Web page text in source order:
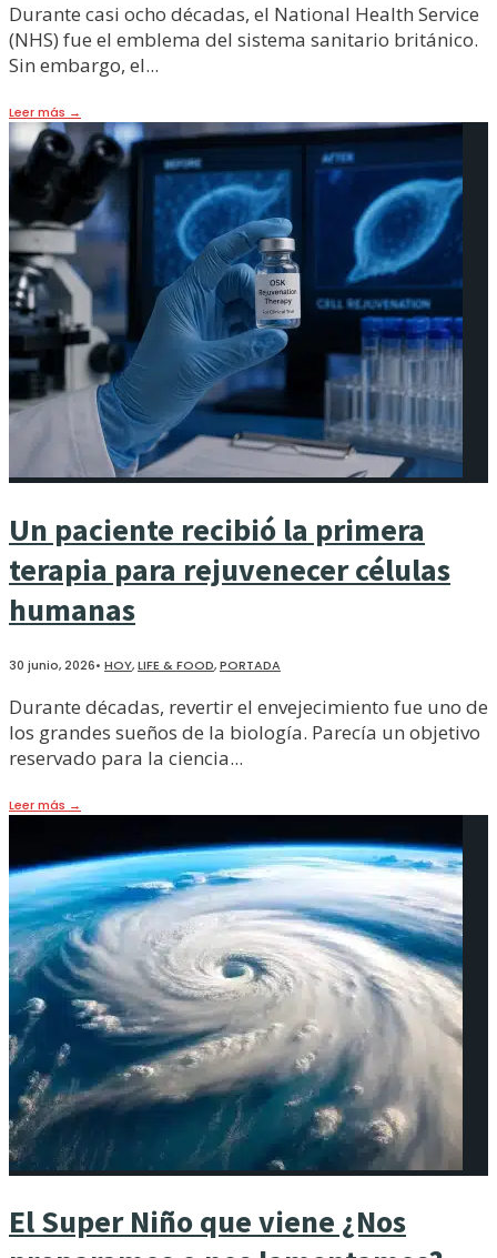
Durante casi ocho décadas, el National Health Service
(NHS) fue el emblema del sistema sanitario británico.
Sin embargo, el...
Leer más →
Un paciente recibió la primera
terapia para rejuvenecer células
humanas
30 junio, 2026• HOY,LIFE & FOOD,PORTADA
Durante décadas, revertir el envejecimiento fue uno de
los grandes sueños de la biología. Parecía un objetivo
reservado para la ciencia...
Leer más →
El Super Niño que viene ¿Nos